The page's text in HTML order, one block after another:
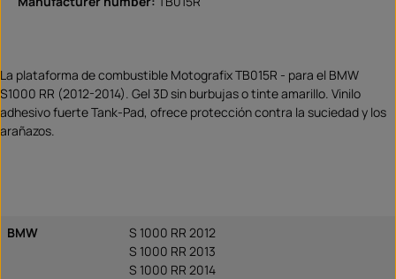
La plataforma de combustible Motografix TB015R - para el BMW
S1000 RR (2012-2014). Gel 3D sin burbujas o tinte amarillo. Vinilo
adhesivo fuerte Tank-Pad, ofrece protección contra la suciedad y los
arañazos.
BMW
S 1000 RR 2012
S 1000 RR 2013
S 1000 RR 2014